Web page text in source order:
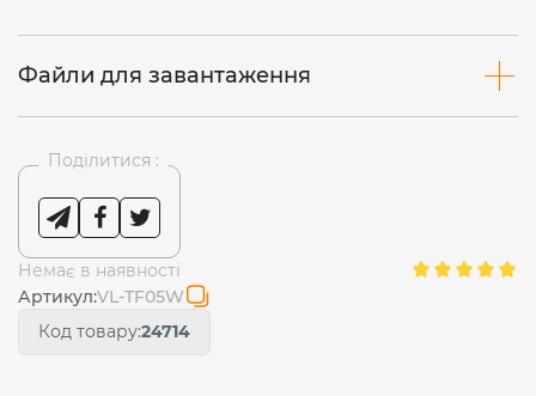
Файли для завантаження
Поділитися :
Немає в наявності
Артикул:VL-TF05W
Код товару:24714